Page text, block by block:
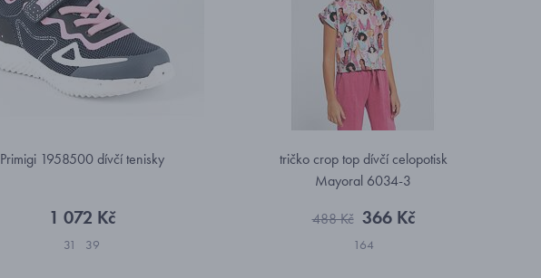
Primigi 1958500 dívčí tenisky
1 072 Kč
31 39
tričko crop top dívčí celopotisk
Mayoral 6034-3
488 Kč 366 Kč
164